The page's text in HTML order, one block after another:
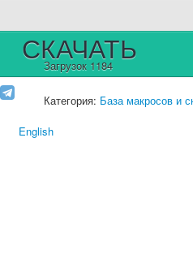
СКАЧАТЬ
Загрузок 1184
Категория: База макросов и
English